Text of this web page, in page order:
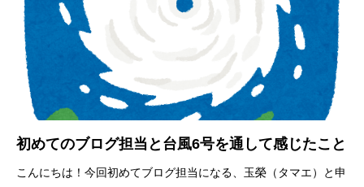
初めてのブログ担当と台風6号を通して感じたこと
こんにちは！今回初めてブログ担当になる、玉榮（タマエ）と申